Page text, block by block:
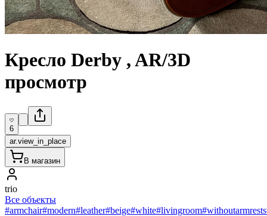
Кресло Derby , AR/3D
просмотр
6
ar.view_in_place
В магазин
trio
Все объекты
#armchair#modern#leather#beige#white#livingroom#withoutarmrests